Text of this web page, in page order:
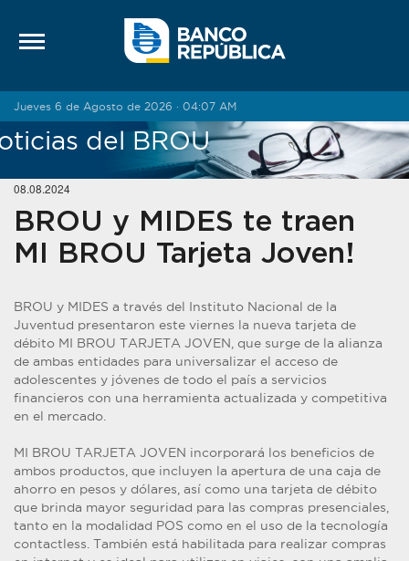
Jueves 6 de Agosto de 2026 · 04:07 AM
del BROU
08.08.2024
BROU y MIDES te traen
MI BROU Tarjeta Joven!
BROU y MIDES a través del Instituto Nacional de la
Juventud presentaron este viernes la nueva tarjeta de
débito MI BROU TARJETA JOVEN, que surge de la alianza
de ambas entidades para universalizar el acceso de
adolescentes y jóvenes de todo el país a servicios
financieros con una herramienta actualizada y competitiva
en el mercado.
MI BROU TARJETA JOVEN incorporará los beneficios de
ambos productos, que incluyen la apertura de una caja de
ahorro en pesos y dólares, así como una tarjeta de débito
que brinda mayor seguridad para las compras presenciales,
tanto en la modalidad POS como en el uso de la tecnología
contactless. También está habilitada para realizar compras